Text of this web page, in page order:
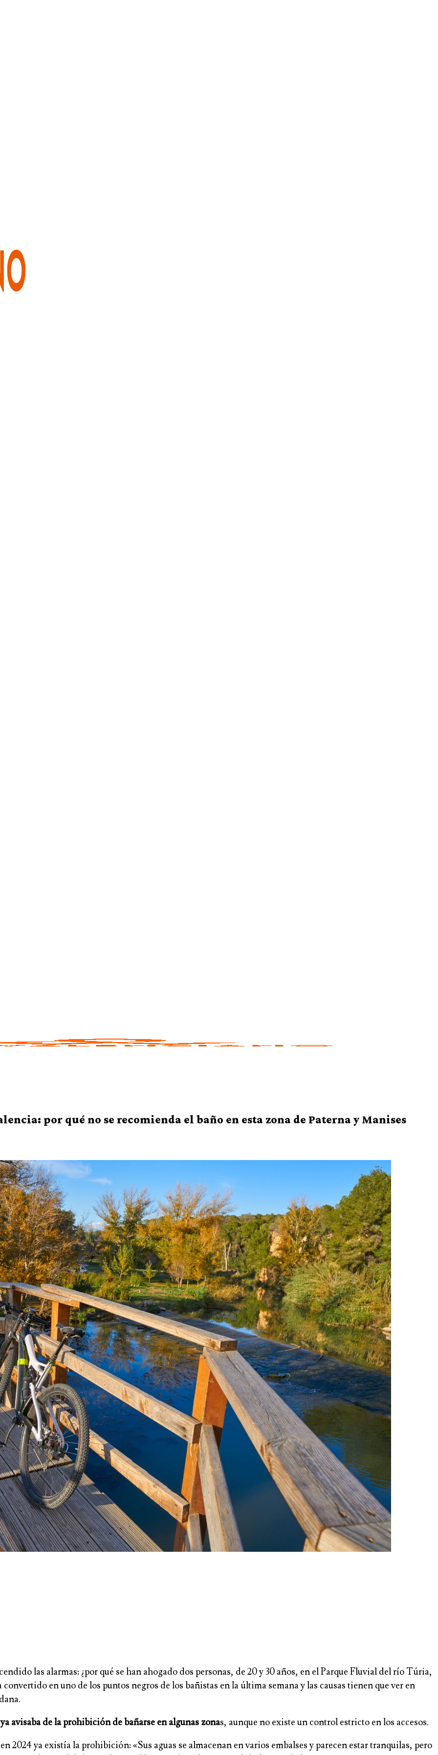
por qué no se recomienda el baño en esta zona de Paterna y Manises
las alarmas: ¿por qué se han ahogado dos personas, de 20 y 30 años, en el Parque Fluvial del río Túria,
convertido en uno de los puntos negros de los bañistas en la última semana y las causas tienen que ver en
avisaba de la prohibición de bañarse en algunas zonas, aunque no existe un control estricto en los accesos.
2024 ya existía la prohibición: «Sus aguas se almacenan en varios embalses y parecen estar tranquilas, pero